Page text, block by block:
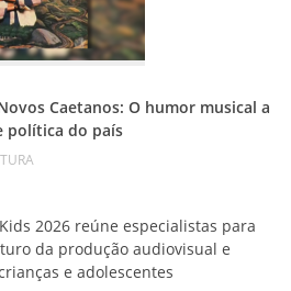
Caetanos: O humor musical a
política do país
2026 reúne especialistas para
da produção audiovisual e
e adolescentes